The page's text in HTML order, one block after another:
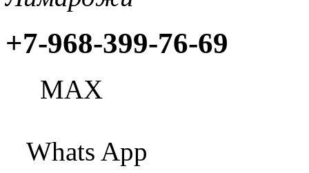
+7-968-399-76-69
МАХ
Whats App